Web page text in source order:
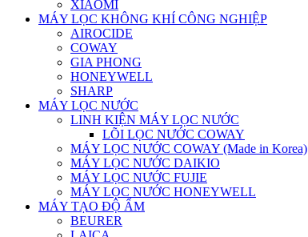
XIAOMI
MÁY LỌC KHÔNG KHÍ CÔNG NGHIỆP
AIROCIDE
COWAY
GIA PHONG
HONEYWELL
SHARP
MÁY LỌC NƯỚC
LINH KIỆN MÁY LỌC NƯỚC
LÕI LỌC NƯỚC COWAY
MÁY LỌC NƯỚC COWAY (Made in Korea)
MÁY LỌC NƯỚC DAIKIO
MÁY LỌC NƯỚC FUJIE
MÁY LỌC NƯỚC HONEYWELL
MÁY TẠO ĐỘ ẨM
BEURER